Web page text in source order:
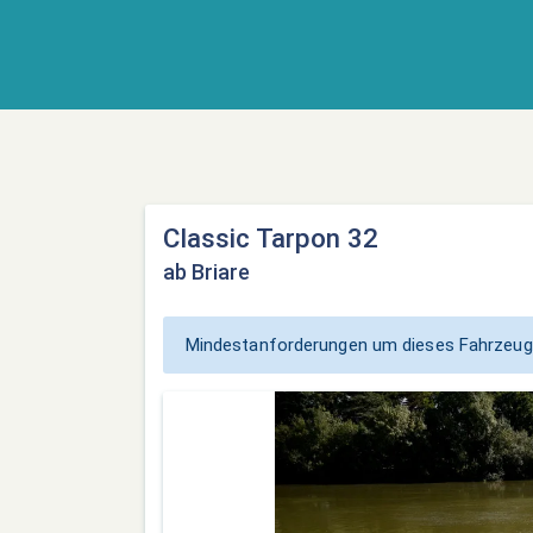
Classic Tarpon 32
ab Briare
Mindestanforderungen um dieses